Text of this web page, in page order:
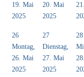
19. Mai
2025
20. Mai
2025
26
Montag,
26. Mai
2025
27
Dienstag,
27. Mai
2025
28